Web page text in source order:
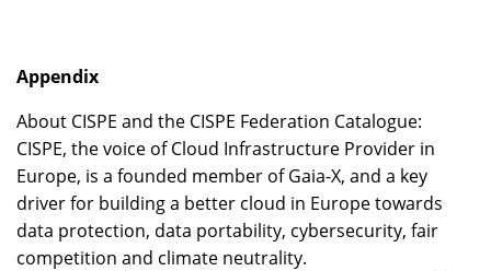
Appendix
About CISPE and the CISPE Federation Catalogue:
CISPE, the voice of Cloud Infrastructure Provider in
Europe, is a founded member of Gaia-X, and a key
driver for building a better cloud in Europe towards
data protection, data portability, cybersecurity, fair
competition and climate neutrality.